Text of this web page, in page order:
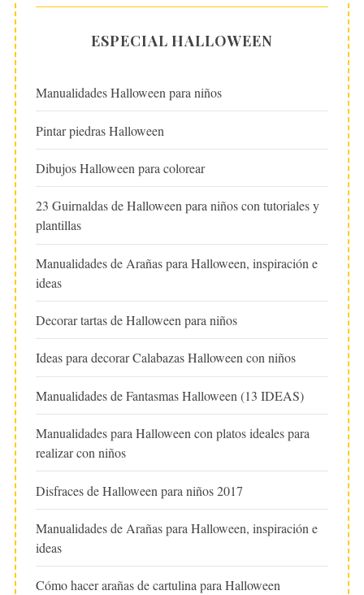
ESPECIAL HALLOWEEN
Manualidades Halloween para niños
Pintar piedras Halloween
Dibujos Halloween para colorear
23 Guirnaldas de Halloween para niños con tutoriales y
plantillas
Manualidades de Arañas para Halloween, inspiración e
ideas
Decorar tartas de Halloween para niños
Ideas para decorar Calabazas Halloween con niños
Manualidades de Fantasmas Halloween (13 IDEAS)
Manualidades para Halloween con platos ideales para
realizar con niños
Disfraces de Halloween para niños 2017
Manualidades de Arañas para Halloween, inspiración e
ideas
Cómo hacer arañas de cartulina para Halloween